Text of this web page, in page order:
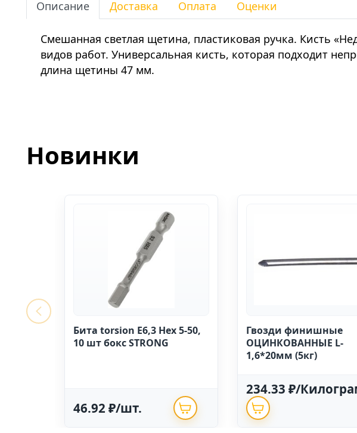
Описание Доставка Оплата Оценки
Смешанная светлая щетина, пластиковая ручка. Кисть
видов работ. Универсальная кисть, которая подходит
длина щетины 47 мм.
Новинки
Бита torsion E6,3 Hex 5-50,
10 шт бокс STRONG
46.92 ₽/шт.
Гвозди финишные
ОЦИНКОВАННЫЕ L-
1,6*20мм (5кг)
234.33 ₽/